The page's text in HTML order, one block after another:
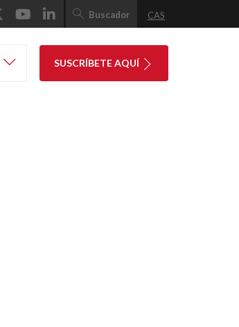
Buscador CAS
SUSCRÍBETE AQUÍ